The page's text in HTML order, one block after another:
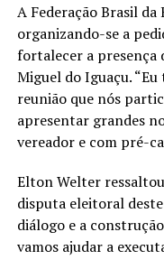
A Federação Brasil da
organizando-se a
fortalecer a presença
Miguel do Iguaçu.
reunião que nós
apresentar grandes
vereador e com pré-
Elton Welter
disputa eleitoral
diálogo e a
vamos ajudar a